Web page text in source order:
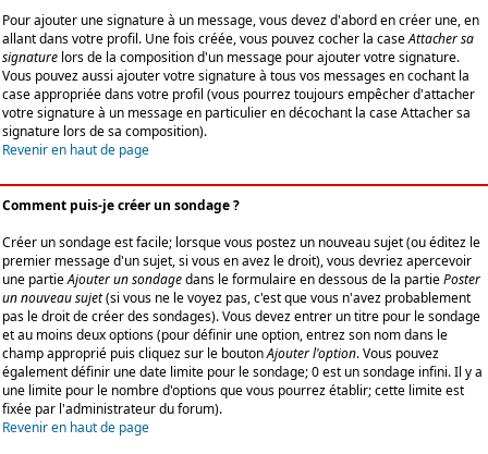
Pour ajouter une signature à un message, vous devez d'abord en créer une, en
allant dans votre profil. Une fois créée, vous pouvez cocher la caseAttacher sa
signature lors de la composition d'un message pour ajouter votre signature.
Vous pouvez aussi ajouter votre signature à tous vos messages en cochant la
case appropriée dans votre profil (vous pourrez toujours empêcher d'attacher
votre signature à un message en particulier en décochant la case Attacher sa
signature lors de sa composition).
Revenir en haut de page
Comment puis-je créer un sondage ?
Créer un sondage est facile; lorsque vous postez un nouveau sujet (ou éditez le
premier message d'un sujet, si vous en avez le droit), vous devriez apercevoir
une partieAjouter un sondagedans le formulaire en dessous de la partiePoster
un nouveau sujet(si vous ne le voyez pas, c'est que vous n'avez probablement
pas le droit de créer des sondages). Vous devez entrer un titre pour le sondage
et au moins deux options (pour définir une option, entrez son nom dans le
champ approprié puis cliquez sur le boutonAjouter l'option. Vous pouvez
également définir une date limite pour le sondage; 0 est un sondage infini. Il y a
une limite pour le nombre d'options que vous pourrez établir; cette limite est
fixée par l'administrateur du forum).
Revenir en haut de page